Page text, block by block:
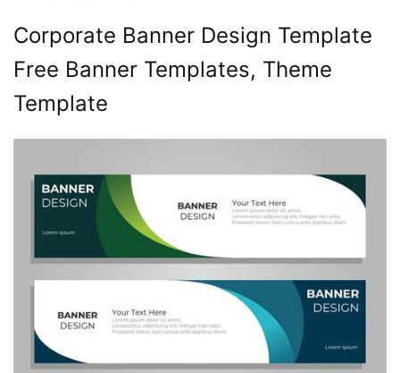
Corporate Banner Design Template
Free Banner Templates, Theme
Template